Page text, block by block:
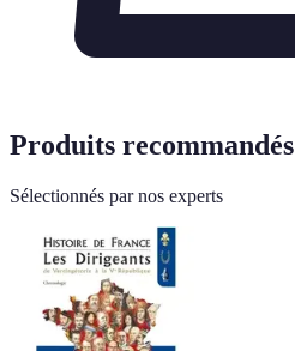
Produits recommandés
Sélectionnés par nos experts